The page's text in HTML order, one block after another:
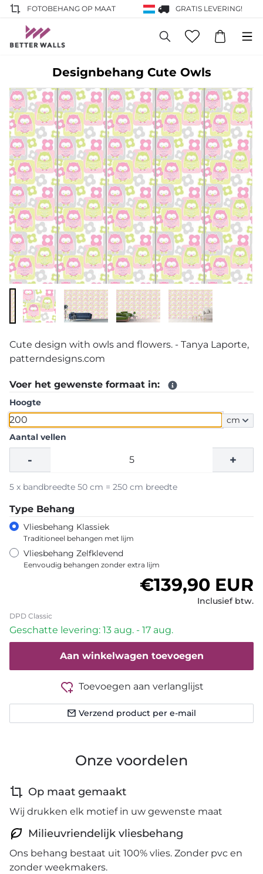
FOTOBEHANG OP MAAT GRATIS LEVERING!
Designbehang Cute Owls
Cute design with owls and flowers. - Tanya Laporte,
patterndesigns.com
Voer het gewenste formaat in:
Hoogte
cm
Aantal vellen
- +
5 x bandbreedte 50 cm = 250 cm breedte
Type Behang
Vliesbehang Klassiek
Traditioneel behangen met lijm
Vliesbehang Zelfklevend
Eenvoudig behangen zonder extra lijm
Normale prijs
€139,90 EUR
Inclusief btw.
DPD Classic
Geschatte levering: 13 aug. - 17 aug.
Aan winkelwagen toevoegen
Toevoegen aan verlanglijst
Verzend product per e-mail
Onze voordelen
Op maat gemaakt
Wij drukken elk motief in uw gewenste maat
Milieuvriendelijk vliesbehang
Ons behang bestaat uit 100% vlies. Zonder pvc en
zonder weekmakers.